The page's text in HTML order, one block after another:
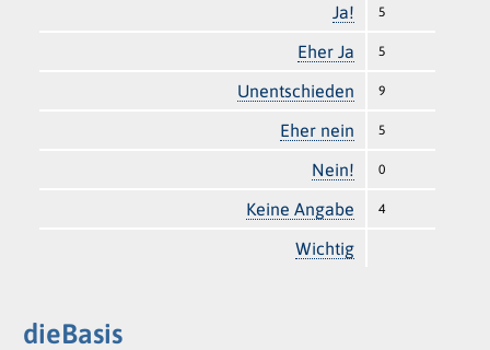
Ja! 5
Eher Ja 5
Unentschieden 9
Eher nein 5
Nein! 0
Keine Angabe 4
Wichtig
dieBasis